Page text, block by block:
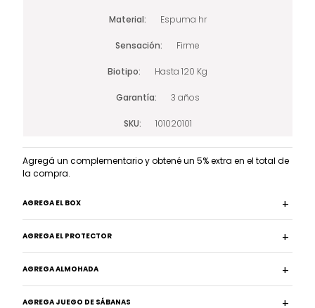
Material Espuma hr
Sensación Firme
Biotipo Hasta 120 Kg
Garantía 3 años
SKU 101020101
Agregá un complementario y obtené un 5% extra en el total de
la compra.
AGREGA EL BOX
AGREGA EL PROTECTOR
AGREGA ALMOHADA
AGREGA JUEGO DE SÁBANAS